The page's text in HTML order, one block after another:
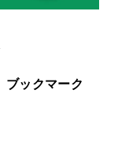
ブックマーク